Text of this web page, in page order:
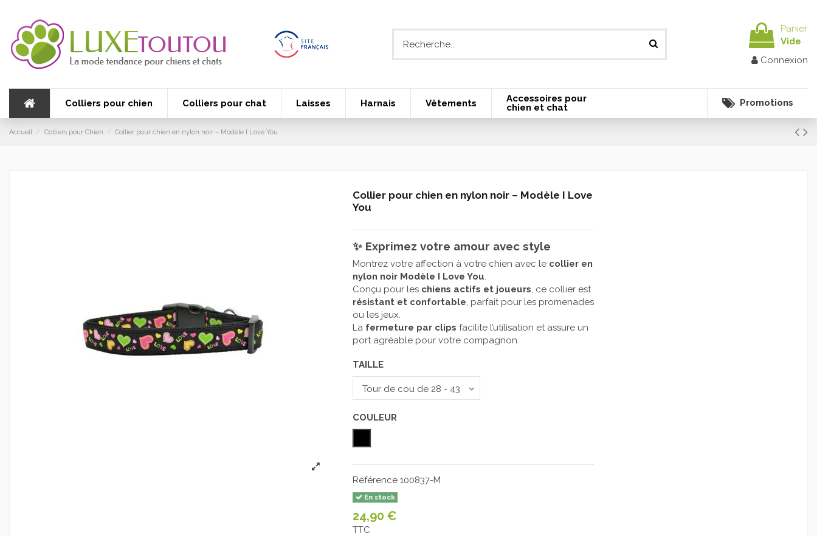
Panier
Vide
Connexion
Colliers pour chien Colliers pour chat Laisses Harnais Vêtements
Accessoires pour
chien et chat
Promotions
Accueil Colliers pour Chien Collier pour chien en nylon noir – Modèle I Love You
Collier pour chien en nylon noir – Modèle I Love
You
✨ Exprimez votre amour avec style
Montrez votre affection à votre chien avec le collier en
nylon noir Modèle I Love You
Conçu pour les chiens actifs et joueurs , ce collier est
résistant et confortable , parfait pour les promenades
ou les jeux.
La fermeture par clips facilite l’utilisation et assure un
port agréable pour votre compagnon.
TAILLE
COULEUR
Référence 100837-M
En stock
24,90 €
TTC